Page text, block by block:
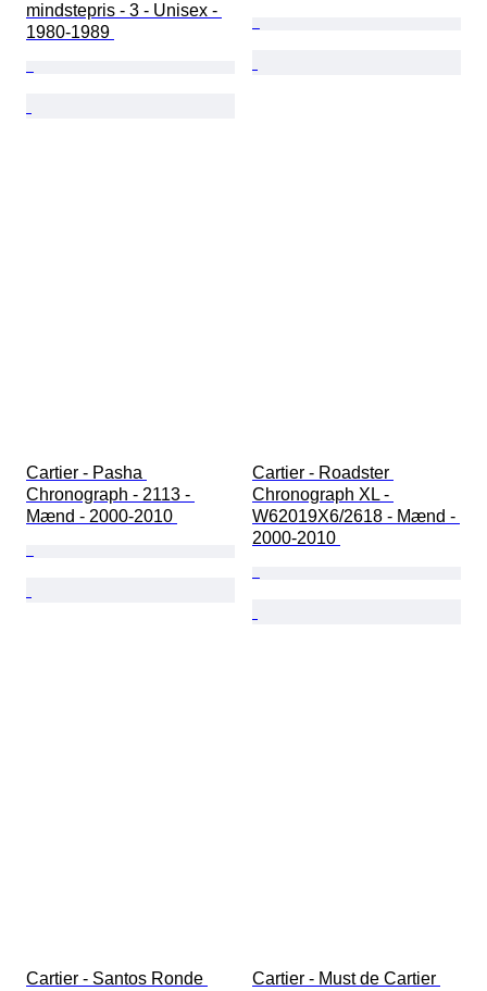
mindstepris - 3 - Unisex -
1980-1989
Cartier - Pasha
Chronograph - 2113 -
Mænd - 2000-2010
Cartier - Roadster
Chronograph XL -
W62019X6/2618 - Mænd -
2000-2010
Cartier - Santos Ronde Cartier - Must de Cartier